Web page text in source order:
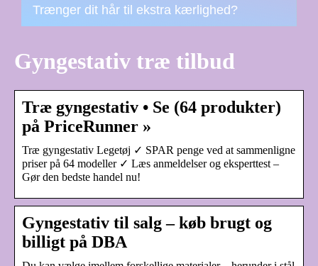
Trænger dit hår til ekstra kærlighed?
Gyngestativ træ tilbud
Træ gyngestativ • Se (64 produkter)
på PriceRunner »
Træ gyngestativ Legetøj ✓ SPAR penge ved at sammenligne
priser på 64 modeller ✓ Læs anmeldelser og eksperttest –
Gør den bedste handel nu!
Gyngestativ til salg – køb brugt og
billigt på DBA